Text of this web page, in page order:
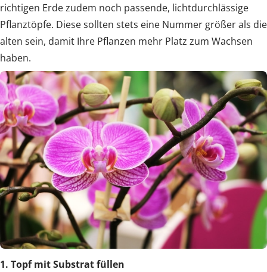
richtigen Erde zudem noch passende, lichtdurchlässige
Pflanztöpfe. Diese sollten stets eine Nummer größer als die
alten sein, damit Ihre Pflanzen mehr Platz zum Wachsen
haben.
1. Topf mit Substrat füllen